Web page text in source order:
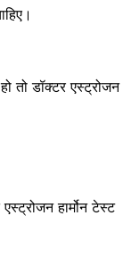
हो तो डॉक्टर एस्ट्रोजन
हार्मोन टेस्ट